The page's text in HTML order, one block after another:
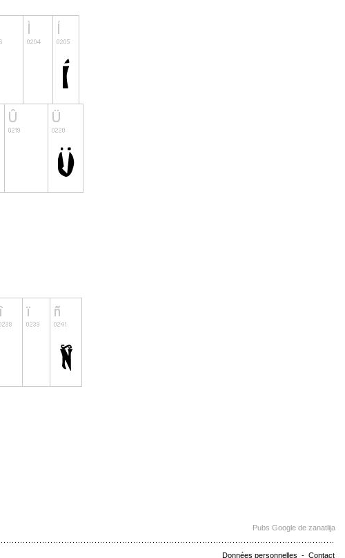
Pubs Google de zanatlija
Données personnelles - Contact